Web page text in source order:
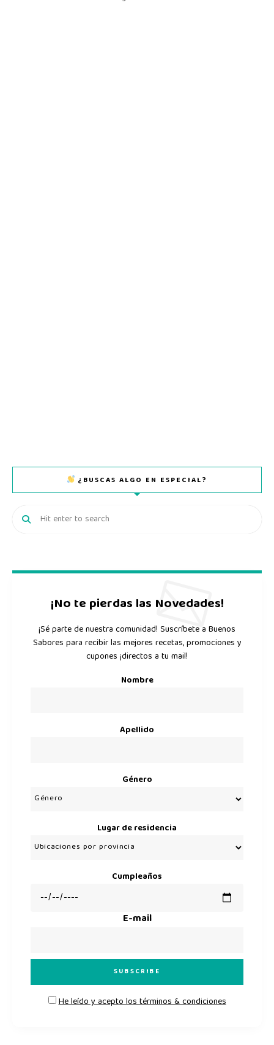
¿BUSCAS ALGO EN ESPECIAL?
¡No te pierdas las Novedades!
¡Sé parte de nuestra comunidad! Suscríbete a Buenos
Sabores para recibir las mejores recetas, promociones y
cupones ¡directos a tu mail!
Nombre
Apellido
Género
Lugar de residencia
Cumpleaños
E-mail
He leído y acepto los términos & condiciones